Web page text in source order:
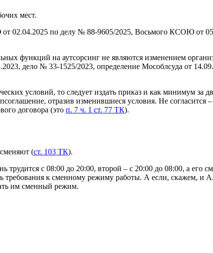
мест.
02.04.2025 по делу № 88-9605/2025, Восьмого КСОЮ от
функций на аутсорсинг не являются изменением
дело № 33-1525/2023, определение Мособлсуда от
условий, то следует издать приказ и как минимум за
отразив изменившиеся условия. Не
договора (это п. 7 ч. 1 ст. 77 ТК).
сменяют (ст. 103 ТК).
с 08:00 до 20:00, второй – с 20:00 до 08:00, а его
требования к сменному режиму работы. А если, скажем, и
им сменный режим.